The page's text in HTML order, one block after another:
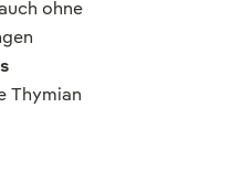
ohne
Thymian